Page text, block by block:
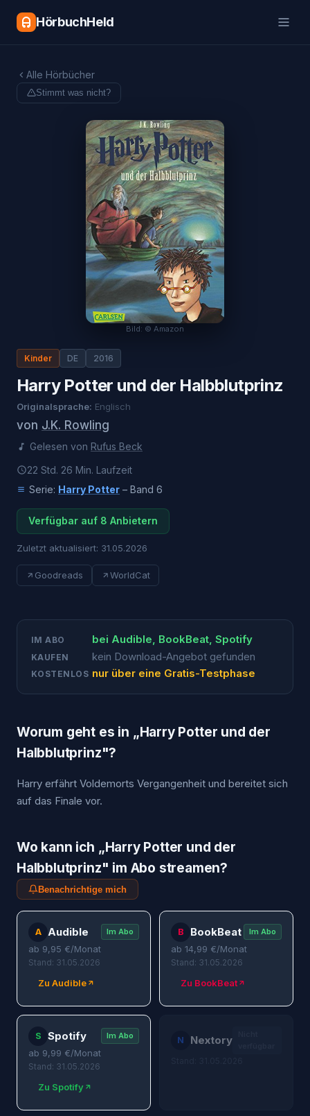
HörbuchHeld
Alle Hörbücher
Stimmt was nicht?
Bild: © Amazon
Kinder DE 2016
Harry Potter und der Halbblutprinz
Originalsprache: Englisch
von J.K. Rowling
Gelesen von Rufus Beck
22 Std. 26 Min. Laufzeit
Serie: Harry Potter – Band 6
Verfügbar auf 8 Anbietern
Zuletzt aktualisiert: 31.05.2026
Goodreads WorldCat
IM ABO bei Audible, BookBeat, Spotify
KAUFEN kein Download-Angebot gefunden
KOSTENLOS nur über eine Gratis-Testphase
Worum geht es in „Harry Potter und der
Halbblutprinz"?
Harry erfährt Voldemorts Vergangenheit und bereitet sich
auf das Finale vor.
Wo kann ich „Harry Potter und der
Halbblutprinz" im Abo streamen?
Benachrichtige mich
A Audible Im Abo
ab 9,95 €/Monat
Stand: 31.05.2026
Zu Audible
B BookBeat Im Abo
ab 14,99 €/Monat
Stand: 31.05.2026
Zu BookBeat
S Spotify Im Abo
ab 9,99 €/Monat
Stand: 31.05.2026
Zu Spotify
N Nextory